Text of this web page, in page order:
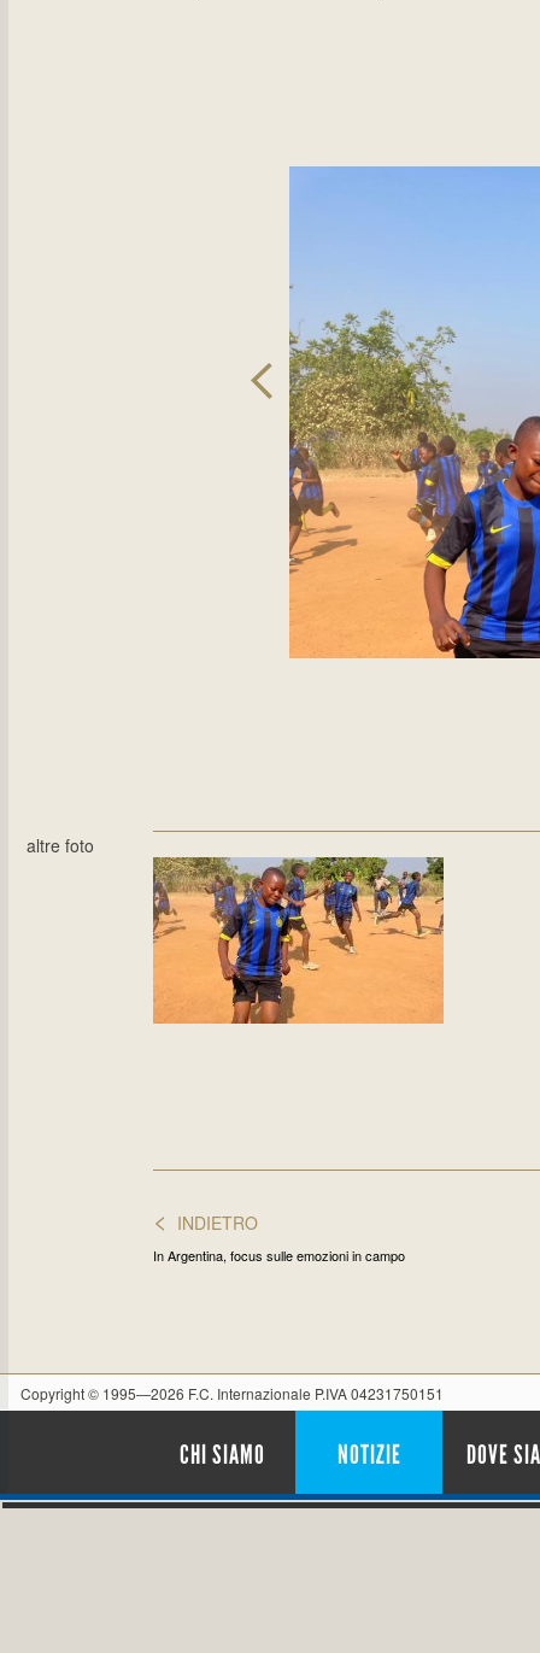
altre foto
< INDIETRO
In Argentina, focus sulle emozioni in campo
Copyright © 1995—2026 F.C. Internazionale P.IVA 04231750151
CHI SIAMO NOTIZIE DOVE